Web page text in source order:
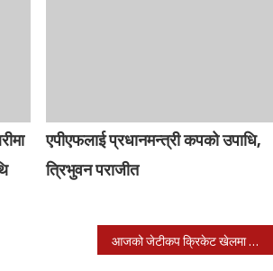
एपीएफलाई प्रधानमन्त्री कपको उपाधि,
त्रिभुवन पराजीत
आजको जेटीकप क्रिकेट खेलमा आरएमई,आर्दश नमुना र पानसदिप विजयी